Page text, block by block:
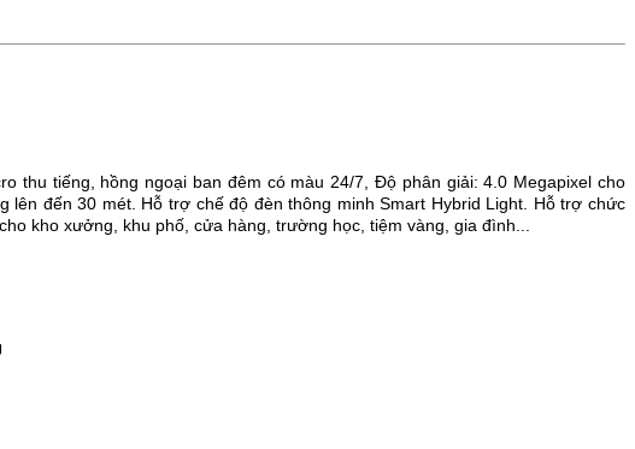
thu tiếng, hồng ngoại ban đêm có màu 24/7, Độ phân giải: 4.0 Megapixel cho
lên đến 30 mét. Hỗ trợ chế độ đèn thông minh Smart Hybrid Light. Hỗ trợ chức
kho xưởng, khu phố, cửa hàng, trường học, tiệm vàng, gia đình...